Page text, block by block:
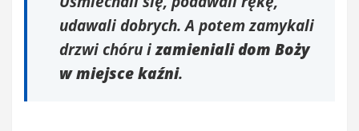
udawali dobrych. A potem zamykali
drzwi chóru izamieniali dom Boży
w miejsce kaźni.